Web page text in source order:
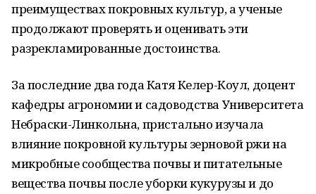
преимуществах покровных культур, а ученые
продолжают проверять и оценивать эти
разрекламированные достоинства.
За последние два года Катя Келер-Коул, доцент
кафедры агрономии и садоводства Университета
Небраски-Линкольна, пристально изучала
влияние покровной культуры зерновой ржи на
микробные сообщества почвы и питательные
вещества почвы после уборки кукурузы и до